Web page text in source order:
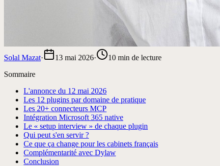
Solal Mazat· 13 mai 2026· 10 min de lecture
Sommaire
L'annonce du 12 mai 2026
Les 12 plugins par domaine de pratique
Les 20+ connecteurs MCP
Intégration Microsoft 365 native
Le « setup interview » de chaque plugin
Qui peut s'en servir ?
Ce que ça change pour les cabinets français
Complémentarité avec Dylaw
Conclusion